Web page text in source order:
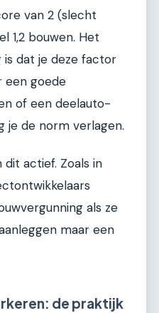
van 2 (slecht
1,2 bouwen. Het
is dat je deze factor
een goede
of een deelauto-
je de norm verlagen.
actief. Zoals in
als ze
maar een
de praktijk